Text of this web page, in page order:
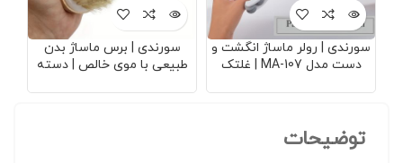
سورندی | رولر ماساژ انگشت و
دست مدل MA-107 | غلتک
درد مفاصل | ابزار ماساژور
استفاده خانگی | ریلکس‌کننده
عضلات
سورندی | برس ماساژ بدن
طبیعی با موی خالص | دسته
خشک بدن | مناسب پیلینگ و
توضیحات